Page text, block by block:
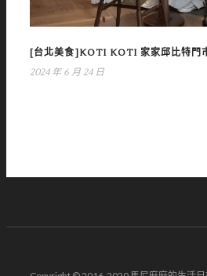
[台北美食]KOTI KOTI 家家邱比特門
2024 年 6 月 24 日